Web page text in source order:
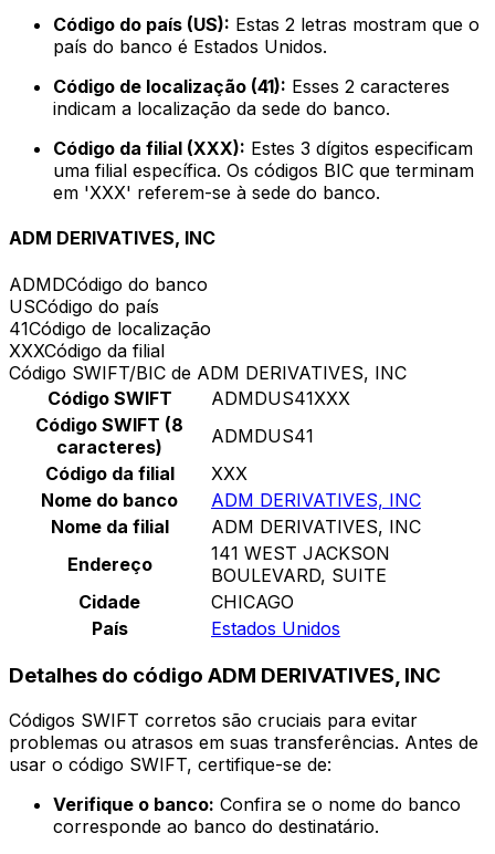
Código do país (US): Estas 2 letras mostram que o
país do banco é Estados Unidos.
Código de localização (41): Esses 2 caracteres
indicam a localização da sede do banco.
Código da filial (XXX): Estes 3 dígitos especificam
uma filial específica. Os códigos BIC que terminam
em 'XXX' referem-se à sede do banco.
ADM DERIVATIVES, INC
ADMDCódigo do banco
USCódigo do país
41Código de localização
XXXCódigo da filial
Código SWIFT/BIC de ADM DERIVATIVES, INC
Código SWIFT
ADMDUS41XXX
Código SWIFT (8
caracteres)
ADMDUS41
Código da filial
XXX
Nome do banco
ADM DERIVATIVES, INC
Nome da filial
ADM DERIVATIVES, INC
Endereço
141 WEST JACKSON
BOULEVARD, SUITE
Cidade
CHICAGO
País
Estados Unidos
Detalhes do código ADM DERIVATIVES, INC
Códigos SWIFT corretos são cruciais para evitar
problemas ou atrasos em suas transferências. Antes de
usar o código SWIFT, certifique-se de:
Verifique o banco: Confira se o nome do banco
corresponde ao banco do destinatário.